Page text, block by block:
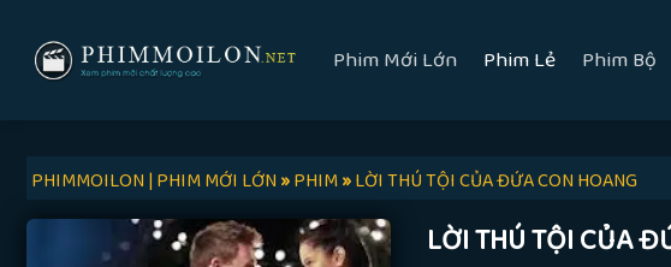
content
Phim Mới Lớn Phim Lẻ Phim Bộ
PHIMMOILON | PHIM MỚI LỚN »PHIM»LỜI THÚ TỘI CỦA ĐỨA CON HOANG
LỜI THÚ TỘI CỦA